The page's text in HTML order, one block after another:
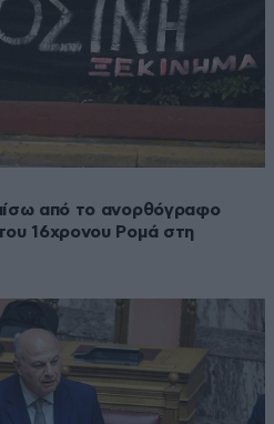
από το ανορθόγραφο
16χρονου Ρομά στη